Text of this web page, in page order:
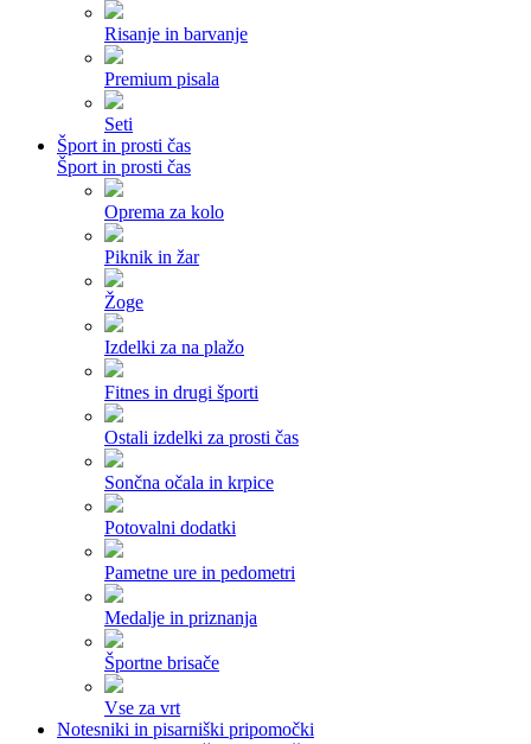
Risanje in barvanje
Premium pisala
Seti
Šport in prosti čas
Šport in prosti čas
Oprema za kolo
Piknik in žar
Žoge
Izdelki za na plažo
Fitnes in drugi športi
Ostali izdelki za prosti čas
Sončna očala in krpice
Potovalni dodatki
Pametne ure in pedometri
Medalje in priznanja
Športne brisače
Vse za vrt
Notesniki in pisarniški pripomočki